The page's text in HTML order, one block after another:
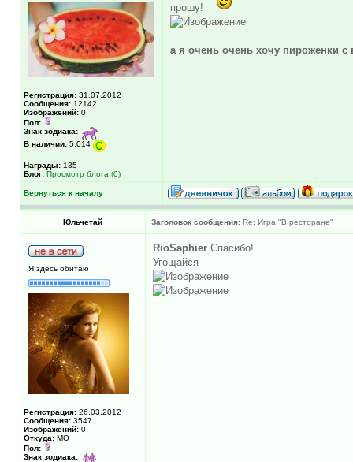
Регистрация: 31.07.2012
Сообщения: 12142
Изображений: 0
Пол:
Знак зодиака:
В наличии: 5,014
Награды: 135
Блог: Просмотр блога (0)
прошу!
а я очень очень хочу пироженки с
Вернуться к началу
Юльчетай Заголовок сообщения: Re: Игра "В ресторане"
Я здесь обитаю
Регистрация: 26.03.2012
Сообщения: 3547
Изображений: 0
Откуда: МО
Пол:
Знак зодиака:
RioSaphier Спасибо!
Угощайся